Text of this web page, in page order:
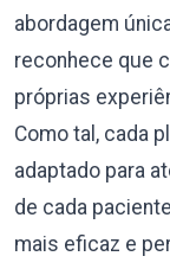
abordagem
reconhece que
próprias
Como tal, cada
adaptado para
de cada
mais eficaz e